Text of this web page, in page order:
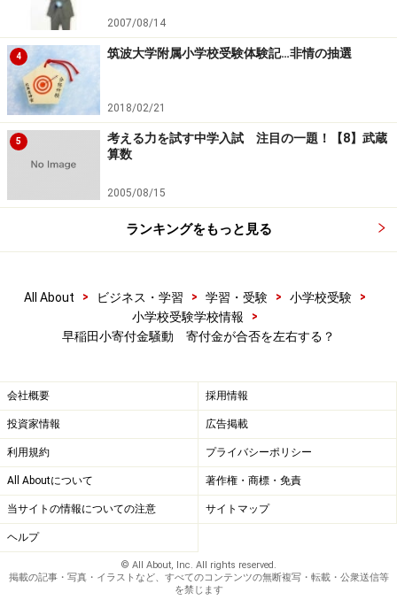
2007/08/14
4 筑波大学附属小学校受験体験記…非情の抽選
2018/02/21
5
考える力を試す中学入試 注目の一題！【8】武蔵
算数
2005/08/15
ランキングをもっと見る
All About > ビジネス・学習 > 学習・受験 > 小学校受験
>
小学校受験学校情報
>
早稲田小寄付金騒動 寄付金が合否を左右する？
会社概要 採用情報
投資家情報 広告掲載
利用規約 プライバシーポリシー
All Aboutについて 著作権・商標・免責
当サイトの情報についての注意 サイトマップ
ヘルプ
© All About, Inc. All rights reserved.
掲載の記事・写真・イラストなど、すべてのコンテンツの無断複写・転載・公衆送信等
を禁じます